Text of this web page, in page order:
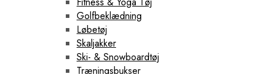
Golfbeklædning
Løbetøj
Skaljakker
Ski- & Snowboardtøj
Træningsbukser